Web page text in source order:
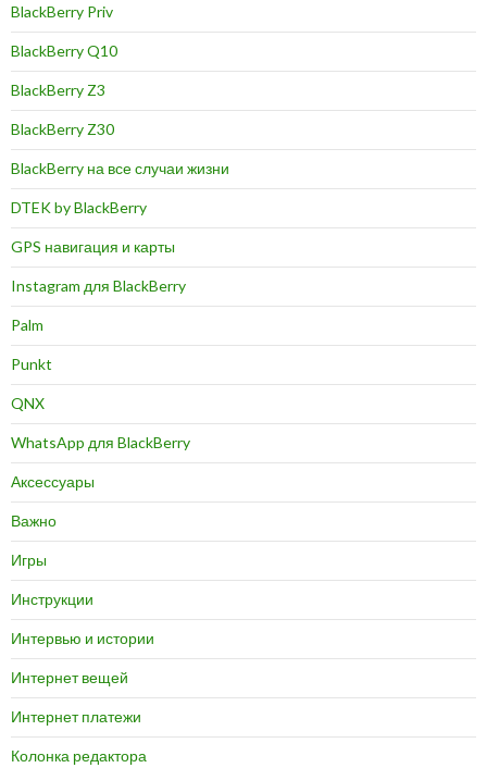
BlackBerry Priv
BlackBerry Q10
BlackBerry Z3
BlackBerry Z30
BlackBerry на все случаи жизни
DTEK by BlackBerry
GPS навигация и карты
Instagram для BlackBerry
Palm
Punkt
QNX
WhatsApp для BlackBerry
Аксессуары
Важно
Игры
Инструкции
Интервью и истории
Интернет вещей
Интернет платежи
Колонка редактора